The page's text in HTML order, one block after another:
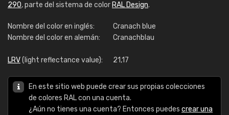
290, parte del sistema de color RAL Design.
Nombre del color en inglés:
Cranach blue
Nombre del color en alemán:
Cranachblau
LRV(light reflectance value): 21,17
En este sitio web puede crear sus propias colecciones
de colores RAL con una cuenta.
¿Aún no tienes una cuenta? Entonces puedes crear una